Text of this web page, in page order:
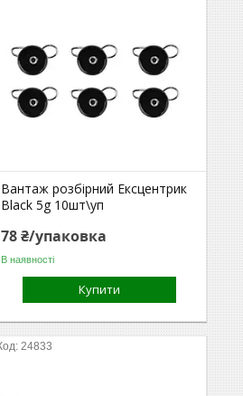
Вантаж розбірний Ексцентрик
Black 5g 10шт\уп
78 ₴/упаковка
В наявності
Купити
24833